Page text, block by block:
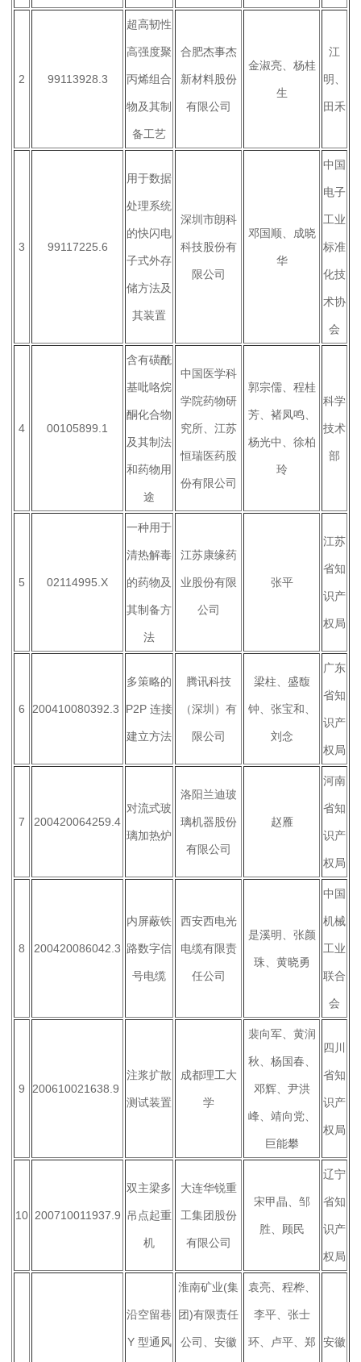
2 99113928.3
超高韧性
高强度聚
丙烯组合
物及其制
备工艺
合肥杰事杰
新材料股份
有限公司
金淑亮、杨桂
生
江
明、
田禾
3 99117225.6
用于数据
处理系统
的快闪电
子式外存
储方法及
其装置
深圳市朗科
科技股份有
限公司
邓国顺、成晓
华
中国
电子
工业
标准
化技
术协
会
4 00105899.1
含有磺酰
基吡咯烷
酮化合物
及其制法
和药物用
途
中国医学科
学院药物研
究所、江苏
恒瑞医药股
份有限公司
郭宗儒、程桂
芳、褚凤鸣、
杨光中、徐柏
玲
科学
技术
部
5 02114995.X
一种用于
清热解毒
的药物及
其制备方
法
江苏康缘药
业股份有限
公司
张平
江苏
省知
识产
权局
6 200410080392.3
多策略的
P2P 连接
建立方法
腾讯科技
（深圳）有
限公司
梁柱、盛馥
钟、张宝和、
刘念
广东
省知
识产
权局
7 200420064259.4
对流式玻
璃加热炉
洛阳兰迪玻
璃机器股份
有限公司
赵雁
河南
省知
识产
权局
8 200420086042.3
内屏蔽铁
路数字信
号电缆
西安西电光
电缆有限责
任公司
是溪明、张颜
珠、黄晓勇
中国
机械
工业
联合
会
9 200610021638.9
注浆扩散
测试装置
成都理工大
学
裴向军、黄润
秋、杨国春、
邓辉、尹洪
峰、靖向党、
巨能攀
四川
省知
识产
权局
10 200710011937.9
双主梁多
吊点起重
机
大连华锐重
工集团股份
有限公司
宋甲晶、邹
胜、顾民
辽宁
省知
识产
权局
沿空留巷
Y 型通风
淮南矿业(集
团)有限责任
公司、安徽
袁亮、程桦、
李平、张士
环、卢平、郑 安徽